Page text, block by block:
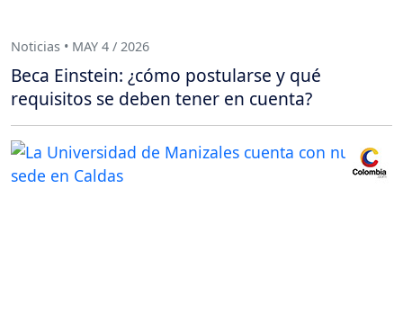
Noticias • MAY 4 / 2026
Beca Einstein: ¿cómo postularse y qué
requisitos se deben tener en cuenta?